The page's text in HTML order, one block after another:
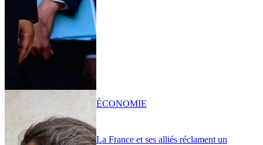
La France et ses alliés réclament un
ÉCONOMIE